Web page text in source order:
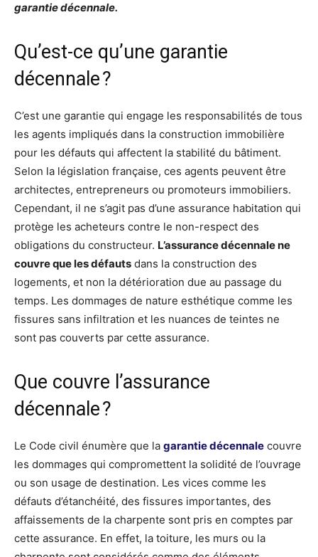
garantie décennale.
Qu’est-ce qu’une garantie
décennale ?
C’est une garantie qui engage les responsabilités de tous
les agents impliqués dans la construction immobilière
pour les défauts qui affectent la stabilité du bâtiment.
Selon la législation française, ces agents peuvent être
architectes, entrepreneurs ou promoteurs immobiliers.
Cependant, il ne s’agit pas d’une assurance habitation qui
protège les acheteurs contre le non-respect des
obligations du constructeur. L’assurance décennale ne
couvre que les défauts dans la construction des
logements, et non la détérioration due au passage du
temps. Les dommages de nature esthétique comme les
fissures sans infiltration et les nuances de teintes ne
sont pas couverts par cette assurance.
Que couvre l’assurance
décennale ?
Le Code civil énumère que la garantie décennale couvre
les dommages qui compromettent la solidité de l’ouvrage
ou son usage de destination. Les vices comme les
défauts d’étanchéité, des fissures importantes, des
affaissements de la charpente sont pris en comptes par
cette assurance. En effet, la toiture, les murs ou la